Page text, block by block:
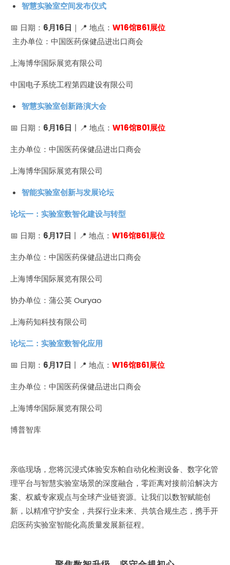
智慧实验室空间发布仪式
📅 日期： 6月16日 ｜📍 地点： W16馆B61展位
主办单位：中国医药保健品进出口商会
上海博华国际展览有限公司
中国电子系统工程第四建设有限公司
智慧实验室创新路演大会
📅 日期： 6月16日 丨📍 地点： W16馆B01展位
主办单位：中国医药保健品进出口商会
上海博华国际展览有限公司
智能实验室创新与发展论坛
论坛一：实验室数智化建设与转型
📅 日期： 6月17日 丨📍 地点： W16馆B61展位
主办单位：中国医药保健品进出口商会
上海博华国际展览有限公司
协办单位：蒲公英 Ouryao
上海药知科技有限公司
论坛二：实验室数智化应用
📅 日期： 6月17日 丨📍 地点： W16馆B61展位
主办单位：中国医药保健品进出口商会
上海博华国际展览有限公司
博普智库
亲临现场，您将沉浸式体验安东帕自动化检测设备、数字化管
理平台与智慧实验室场景的深度融合，零距离对接前沿解决方
案、权威专家观点与全球产业链资源。让我们以数智赋能创
新，以精准守护安全，共探行业未来、共筑合规生态，携手开
启医药实验室智能化高质量发展新征程。